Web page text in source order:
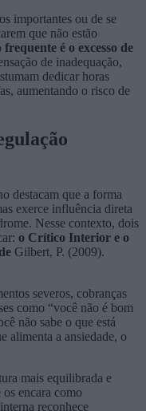
importantes ou de se
que não estão
é o excesso de
de inadequação,
dedicar horas
aumentando o risco de
destacam que a forma
exerce influência direta
Nesse contexto, dois
o Crítico Interior e o
Gilbert, P. (2009).
severos, cobranças
como “você não é bom
não sabe o que está
alimenta a ansiedade, o
mais equilibrada e
encara como
reconhece